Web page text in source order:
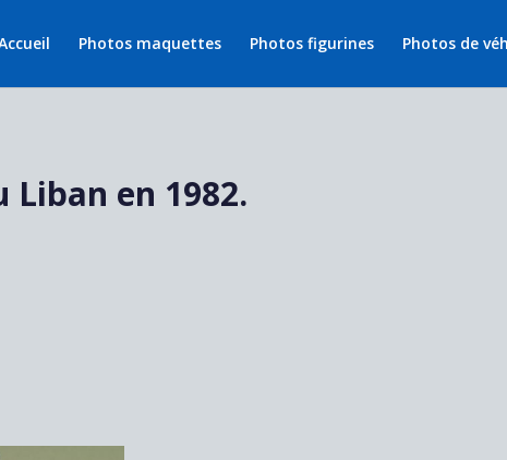
Photos maquettes Photos figurines Photos de
Liban en 1982.